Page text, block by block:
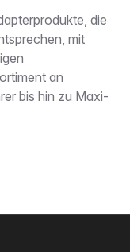
die
mit
an
bis hin zu Maxi-